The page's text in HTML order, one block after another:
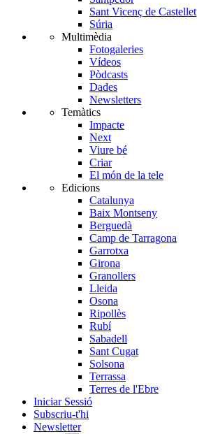
Sant Vicenç de Castellet
Súria
Multimèdia
Fotogaleries
Vídeos
Pòdcasts
Dades
Newsletters
Temàtics
Impacte
Next
Viure bé
Criar
El món de la tele
Edicions
Catalunya
Baix Montseny
Berguedà
Camp de Tarragona
Garrotxa
Girona
Granollers
Lleida
Osona
Ripollès
Rubí
Sabadell
Sant Cugat
Solsona
Terrassa
Terres de l'Ebre
Iniciar Sessió
Subscriu-t'hi
Newsletter